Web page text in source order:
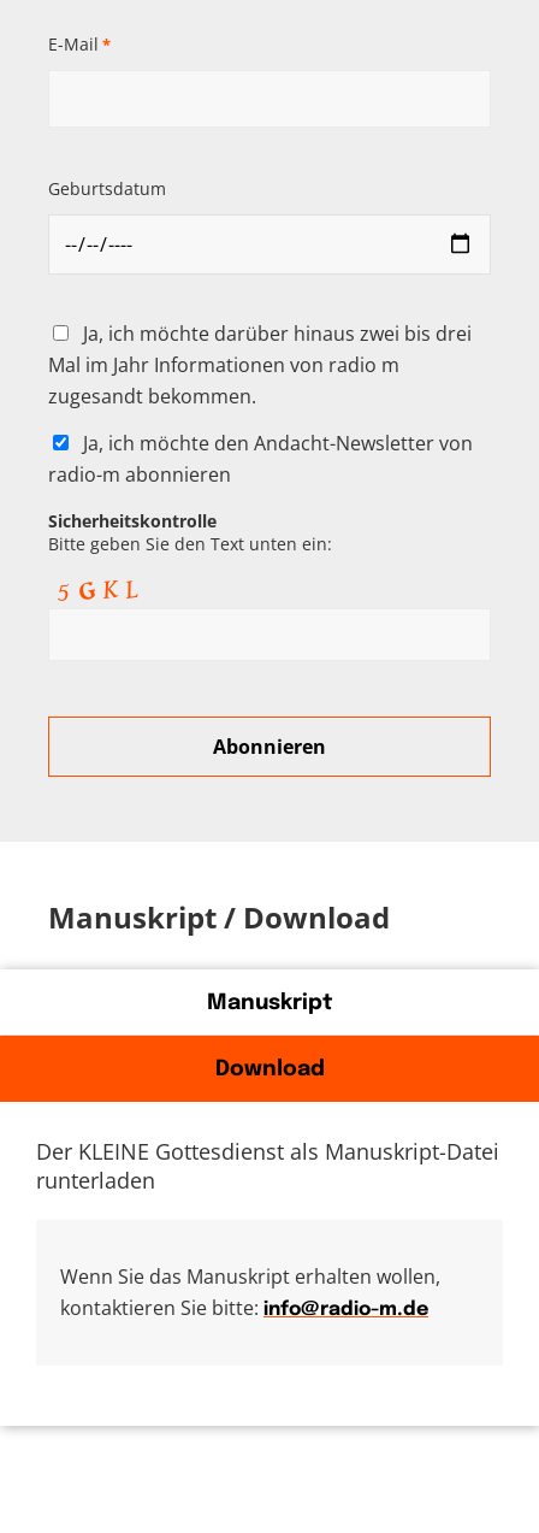
E-Mail *
Geburtsdatum
Ja, ich möchte darüber hinaus zwei bis drei
Mal im Jahr Informationen von radio m
zugesandt bekommen.
Ja, ich möchte den Andacht-Newsletter von
radio-m abonnieren
Sicherheitskontrolle
Bitte geben Sie den Text unten ein:
Manuskript / Download
Manuskript
Download
Der KLEINE Gottesdienst als Manuskript-Datei
runterladen
Wenn Sie das Manuskript erhalten wollen,
kontaktieren Sie bitte: info@radio-m.de